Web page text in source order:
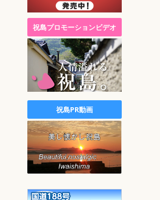
祝島プロモーションビデオ
祝島PR動画